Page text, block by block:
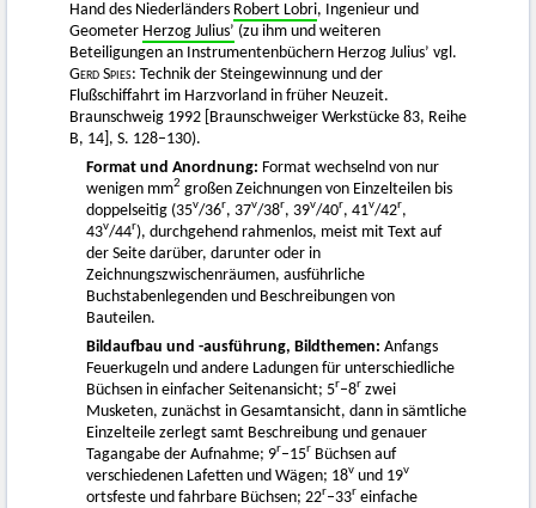
Hand des Niederländers Robert Lobri, Ingenieur und
Geometer Herzog Julius’ (zu ihm und weiteren
Beteiligungen an Instrumentenbüchern Herzog Julius’ vgl.
Gerd Spies: Technik der Steingewinnung und der
Flußschiffahrt im Harzvorland in früher Neuzeit.
Braunschweig 1992 [Braunschweiger Werkstücke 83, Reihe
B, 14], S. 128–130).
Format und Anordnung: Format wechselnd von nur
wenigen mm2 großen Zeichnungen von Einzelteilen bis
doppelseitig (35v/36r, 37v/38r, 39v/40r, 41v/42r,
43v/44r), durchgehend rahmenlos, meist mit Text auf
der Seite darüber, darunter oder in
Zeichnungszwischenräumen, ausführliche
Buchstabenlegenden und Beschreibungen von
Bauteilen.
Bildaufbau und -ausführung, Bildthemen: Anfangs
Feuerkugeln und andere Ladungen für unterschiedliche
Büchsen in einfacher Seitenansicht; 5r–8r zwei
Musketen, zunächst in Gesamtansicht, dann in sämtliche
Einzelteile zerlegt samt Beschreibung und genauer
Tagangabe der Aufnahme; 9r–15r Büchsen auf
verschiedenen Lafetten und Wägen; 18v und 19v
ortsfeste und fahrbare Büchsen; 22r–33r einfache